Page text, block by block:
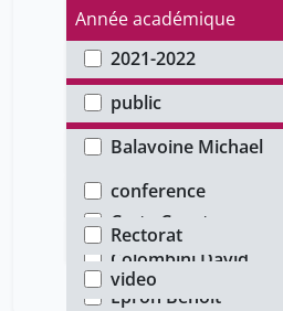
Année académique
2021-2022
Type d'accès
public
Auteur
Balavoine Michael
Bermès Emmanuelle
Carta Constance
Colombini David
Epron Benoit
Type de document
conference
Faculté
Rectorat
Type de média
video